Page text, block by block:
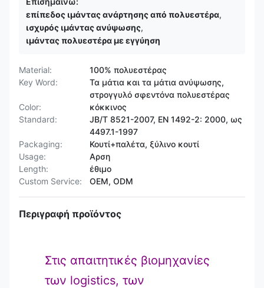
επίπεδος ιμάντας ανάρτησης από πολυεστέρα,
ισχυρός ιμάντας ανύψωσης,
ιμάντας πολυεστέρα με εγγύηση
Material:
100% πολυεστέρας
Key Word:
Τα μάτια και τα μάτια ανύψωσης,
στρογγυλό σφεντόνα πολυεστέρας
Color:
κόκκινος
Standard:
JB/T 8521-2007, EN 1492-2: 2000, ως
4497.1-1997
Packaging:
Κουτί+παλέτα, ξύλινο κουτί
Usage:
Αρση
Length:
έθιμο
Custom Service:
OEM, ODM
Περιγραφή προϊόντος
Στις απαιτητικές βιομηχανίες
των logistics, των